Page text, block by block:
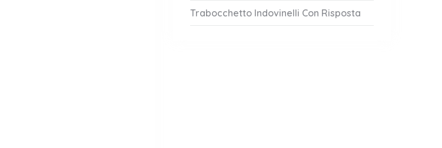
Trabocchetto Indovinelli Con Risposta